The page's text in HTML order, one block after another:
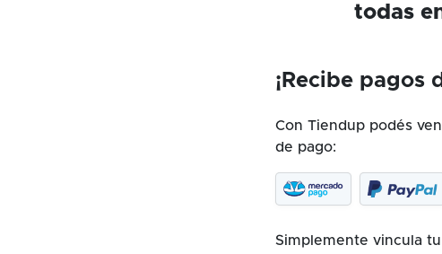
todas
¡Recibe pagos
Con Tiendup podés
de pago:
Simplemente vincula